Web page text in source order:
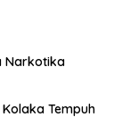
Narkotika
Kolaka Tempuh